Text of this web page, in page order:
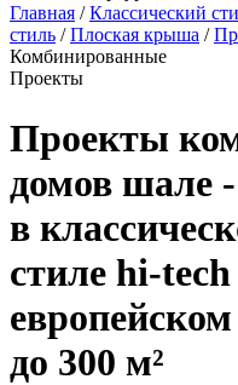
Главная /Классический
стиль /Плоская крыша /
Комбинированные
Проекты
Проекты
домов шале
в
стиле hi-
до 300 м²